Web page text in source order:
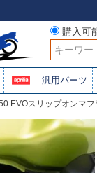
購入可
検索
汎用パーツ
EVOスリップオンマ